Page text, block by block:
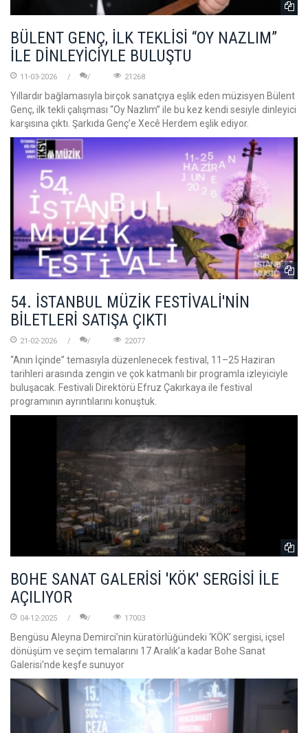
BÜLENT GENÇ, İLK TEKLİSİ “OY NAZLIM”
İLE DİNLEYİCİYLE BULUŞTU
11-03-2026 21268
Yıllardır bağlamasıyla birçok sanatçıya eşlik eden müzisyen Bülent
Genç, ilk tekli çalışması “Oy Nazlım” ile bu kez kendi sesiyle dinleyici
karşısına çıktı. Şarkıda Genç’e Xecê Herdem eşlik ediyor.
54. İSTANBUL MÜZİK FESTİVALİ'NİN
BİLETLERİ SATIŞA ÇIKTI
21-02-2026 22077
“Anın İçinde” temasıyla düzenlenecek festival, 11–25 Haziran
tarihleri arasında zengin ve çok katmanlı bir programla izleyiciyle
buluşacak. Festivali Direktörü Efruz Çakırkaya ile festival
programının ayrıntılarını konuştuk.
BOHE SANAT GALERİSİ 'KÖK' SERGİSİ İLE
AÇILIYOR
04-12-2025 17003
Bengüsu Aleyna Demirci’nin küratörlüğündeki ‘KÖK’ sergisi, içsel
dönüşüm ve seçim temalarını 17 Aralık’a kadar Bohe Sanat
Galerisi'nde keşfe sunuyor